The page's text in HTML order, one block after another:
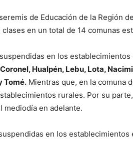
de Educación de la Región
en un total de 14 comunas
en los
Hualpén, Lebu, Lota,
Tomé. Mientras que, en la comuna
rurales. Por su
mediodía en adelante.
en los